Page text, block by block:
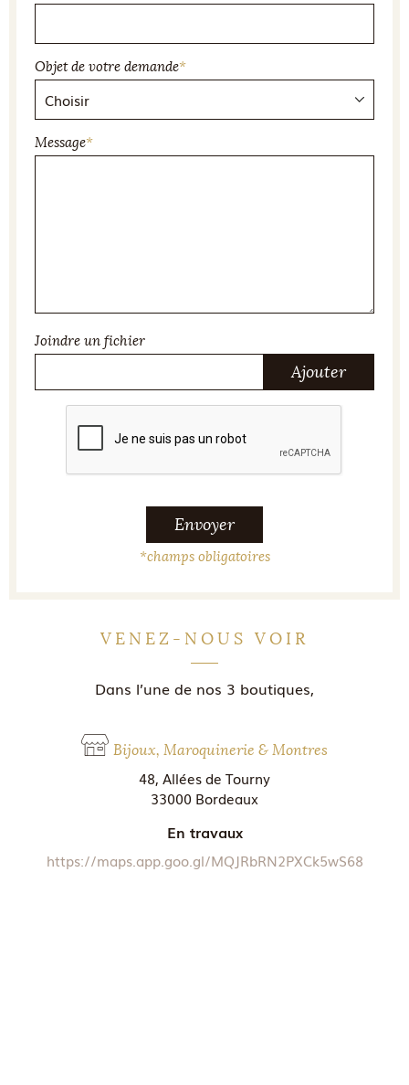
Objet de votre demande*
Message*
Joindre un fichier
Ajouter
Envoyer
*champs obligatoires
VENEZ-NOUS VOIR
Dans l’une de nos 3 boutiques,
Bijoux, Maroquinerie & Montres
48, Allées de Tourny
33000 Bordeaux
En travaux
https://maps.app.goo.gl/MQJRbRN2PXCk5wS68